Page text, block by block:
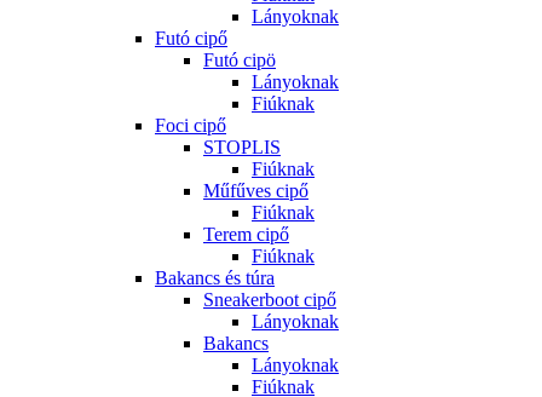
Lányoknak
Futó cipő
Futó cipö
Lányoknak
Fiúknak
Foci cipő
STOPLIS
Fiúknak
Műfűves cipő
Fiúknak
Terem cipő
Fiúknak
Bakancs és túra
Sneakerboot cipő
Lányoknak
Bakancs
Lányoknak
Fiúknak